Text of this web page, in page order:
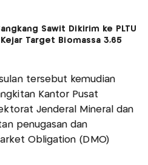
Sawit Dikirim ke PLTU
Kejar Target Biomassa 3,65
tersebut kemudian
Kantor Pusat
Jenderal Mineral dan
penugasan dan
Obligation (DMO)